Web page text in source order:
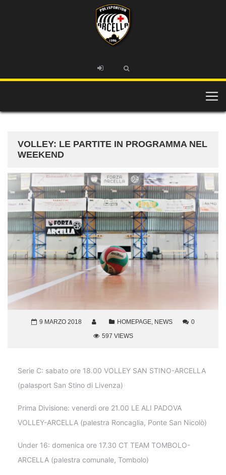
VOLLEY: LE PARTITE IN PROGRAMMA NEL
WEEKEND
9 MARZO 2018 HOMEPAGE, NEWS
0
597 VIEWS
Serie C: sabato ore 18.00 VOLLEY SAN STINO-ARCELLA
(palasport San Stino di Livenza)
Prima Divisione: venerdì ore 21.00 LE ALI PADOVA
VOLLEY-ARCELLA (palestra Roncaglia, Ponte San Nicolò)
Under 16: domenica ore 17.30 CT TEAM TOMBOLO-
ARCELLA (palestra comunale, Tombolo)